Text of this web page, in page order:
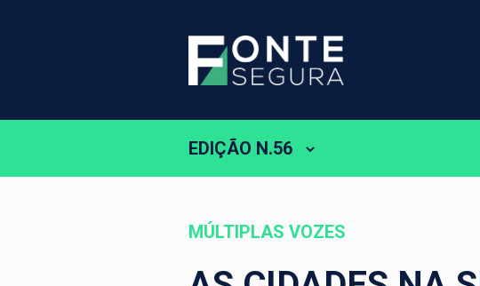
EDIÇÃO N.56
MÚLTIPLAS VOZES